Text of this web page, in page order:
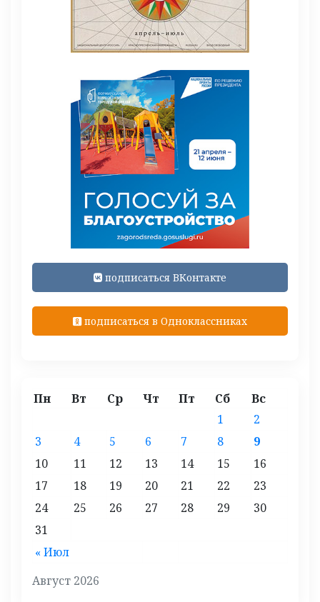
подписаться ВКонтакте
подписаться в Одноклассниках
Август 2026
Пн Вт Ср Чт Пт Сб Вс
« Июл
1
2
3
4 5 6 7 8
9
10
11 12 13 14 15
16
17
18 19 20 21 22
23
24
25 26 27 28 29
30
31